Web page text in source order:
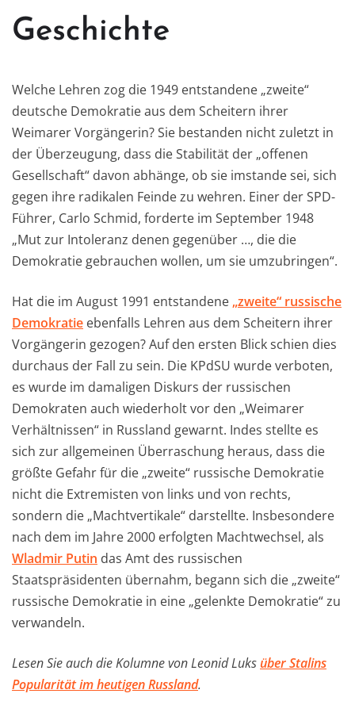
Geschichte
Welche Lehren zog die 1949 entstandene „zweite“
deutsche Demokratie aus dem Scheitern ihrer
Weimarer Vorgängerin? Sie bestanden nicht zuletzt in
der Überzeugung, dass die Stabilität der „offenen
Gesellschaft“ davon abhänge, ob sie imstande sei, sich
gegen ihre radikalen Feinde zu wehren. Einer der SPD-
Führer, Carlo Schmid, forderte im September 1948
„Mut zur Intoleranz denen gegenüber …, die die
Demokratie gebrauchen wollen, um sie umzubringen“.
Hat die im August 1991 entstandene „zweite“ russische
Demokratie ebenfalls Lehren aus dem Scheitern ihrer
Vorgängerin gezogen? Auf den ersten Blick schien dies
durchaus der Fall zu sein. Die KPdSU wurde verboten,
es wurde im damaligen Diskurs der russischen
Demokraten auch wiederholt vor den „Weimarer
Verhältnissen“ in Russland gewarnt. Indes stellte es
sich zur allgemeinen Überraschung heraus, dass die
größte Gefahr für die „zweite“ russische Demokratie
nicht die Extremisten von links und von rechts,
sondern die „Machtvertikale“ darstellte. Insbesondere
nach dem im Jahre 2000 erfolgten Machtwechsel, als
Wladmir Putin das Amt des russischen
Staatspräsidenten übernahm, begann sich die „zweite“
russische Demokratie in eine „gelenkte Demokratie“ zu
verwandeln.
Lesen Sie auch die Kolumne von Leonid Luks über Stalins
Popularität im heutigen Russland.